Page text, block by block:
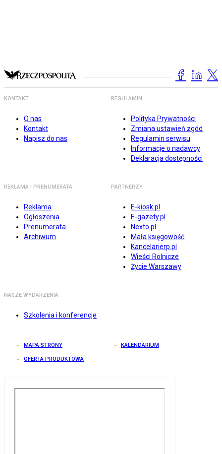
KONTAKT
O nas
Kontakt
Napisz do nas
REGULAMIN
Polityka Prywatności
Zmiana ustawień zgód
Regulamin serwisu
Informacje o nadawcy
Deklaracja dostępności
REKLAMA I PRENUMERATA
Reklama
Ogłoszenia
Prenumerata
Archiwum
PARTNERZY
E-kiosk.pl
E-gazety.pl
Nexto.pl
Mała księgowość
Kancelarierp.pl
Wieści Rolnicze
Życie Warszawy
NASZE WYDARZENIA
Szkolenia i konferencje
MAPA STRONY KALENDARIUM
OFERTA PRODUKTOWA